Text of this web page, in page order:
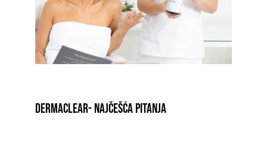
DermaClear- Najčešća pitanja